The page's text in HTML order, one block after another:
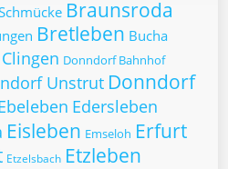
Braunsroda
Bretleben Bucha
Clingen Donndorf Bahnhof
Unstrut Donndorf
Edersleben
Eisleben Emseloh Erfurt
Etzelsbach Etzleben